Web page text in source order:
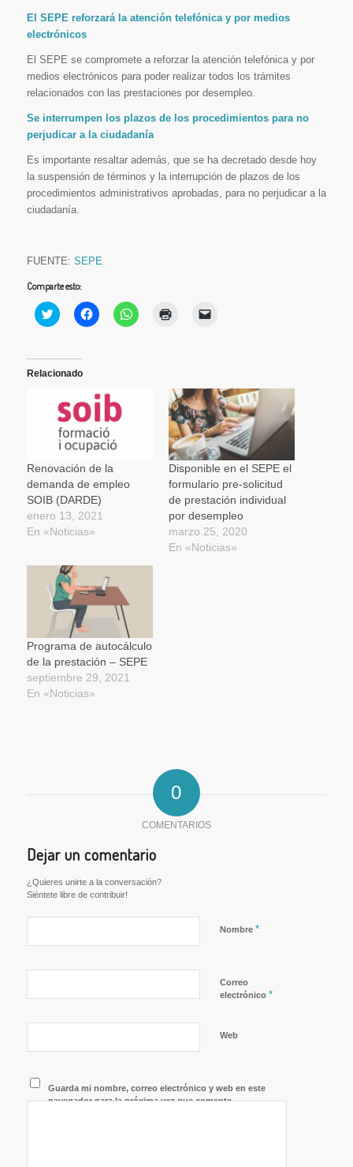
El SEPE reforzará la atención telefónica y por medios
electrónicos
El SEPE se compromete a reforzar la atención telefónica y por
medios electrónicos para poder realizar todos los trámites
relacionados con las prestaciones por desempleo.
Se interrumpen los plazos de los procedimientos para no
perjudicar a la ciudadanía
Es importante resaltar además, que se ha decretado desde hoy
la suspensión de términos y la interrupción de plazos de los
procedimientos administrativos aprobadas, para no perjudicar a la
ciudadanía.
FUENTE: SEPE
Comparte esto:
Haz
clic
Twitter
(Se
una
ventana
nueva)
Haz
clic
en
una
ventana
nueva)
Haz
clic
ventana
ventana
nueva)
electrónico
a
un
amigo
(Se
abre
en
una
ventana
nueva)
Relacionado
Renovación de la
demanda de empleo
SOIB (DARDE)
enero 13, 2021
En «Noticias»
Disponible en el SEPE el
formulario pre-solicitud
de prestación individual
por desempleo
marzo 25, 2020
En «Noticias»
Programa de autocálculo
de la prestación – SEPE
septiembre 29, 2021
En «Noticias»
0
COMENTARIOS
Dejar un comentario
¿Quieres unirte a la conversación?
Siéntete libre de contribuir!
Nombre *
Correo
electrónico *
Web
Guarda mi nombre, correo electrónico y web en este
navegador para la próxima vez que comente.